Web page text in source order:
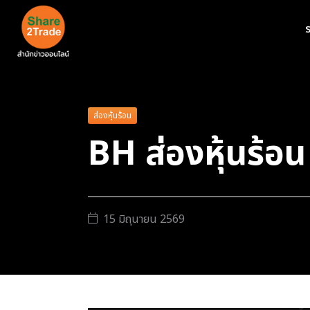
ส่องหุ้นร้อน
BH ส่องหุ้นร้อ
15 มิถุนายน 2569